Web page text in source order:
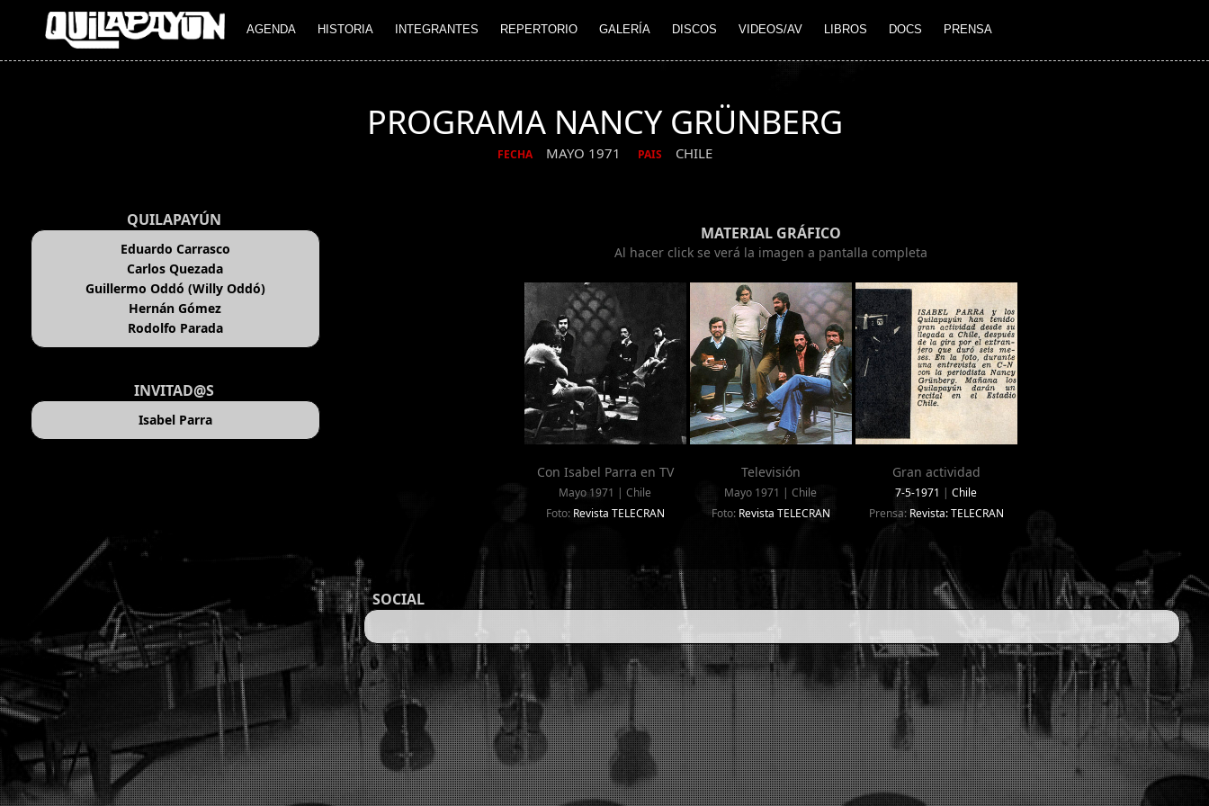
AGENDA HISTORIA INTEGRANTES REPERTORIO GALERÍA DISCOS VIDEOS/AV LIBROS DOCS PRENSA
PROGRAMA NANCY GRÜNBERG
FECHA MAYO 1971 PAIS CHILE
QUILAPAYÚN
Eduardo Carrasco
Carlos Quezada
Guillermo Oddó (Willy Oddó)
Hernán Gómez
Rodolfo Parada
INVITAD@S
Isabel Parra
MATERIAL GRÁFICO
Al hacer click se verá la imagen a pantalla completa
Con Isabel Parra en TV
Mayo 1971 | Chile
Foto: Revista TELECRAN
Televisión
Mayo 1971 | Chile
Foto: Revista TELECRAN
Gran actividad
7-5-1971 |Chile
Prensa: Revista: TELECRAN
SOCIAL